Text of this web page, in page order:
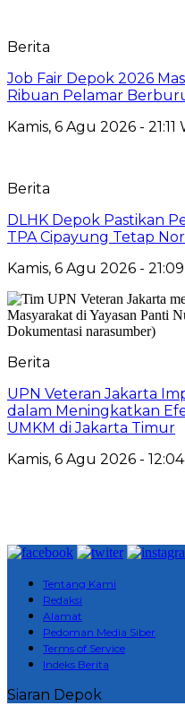
Berita
Job Fair Depok 2026
Ribuan Pelamar
Kamis, 6 Agu 2026 - 21:11
Berita
DLHK Depok Pastikan
TPA Cipayung Tetap
Kamis, 6 Agu 2026 -
Berita
UPN Veteran Jakarta
dalam Meningkatkan
UMKM di Jakarta Timur
Kamis, 6 Agu 2026 -
Tentang Kami
Redaksi
Alamat
Pedoman Media Siber
Terms of Service
Indeks Berita
Siaran Depok